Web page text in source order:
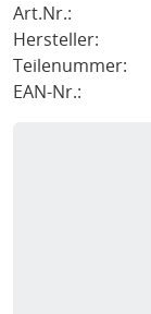
Art.Nr.:
Hersteller:
Teilenummer:
EAN-Nr.: